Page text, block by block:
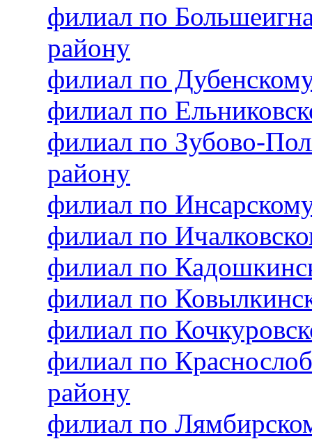
филиал по
району
филиал по
филиал по
филиал по Зубово-
району
филиал по
филиал по
филиал по
филиал по
филиал по
филиал по
району
филиал по